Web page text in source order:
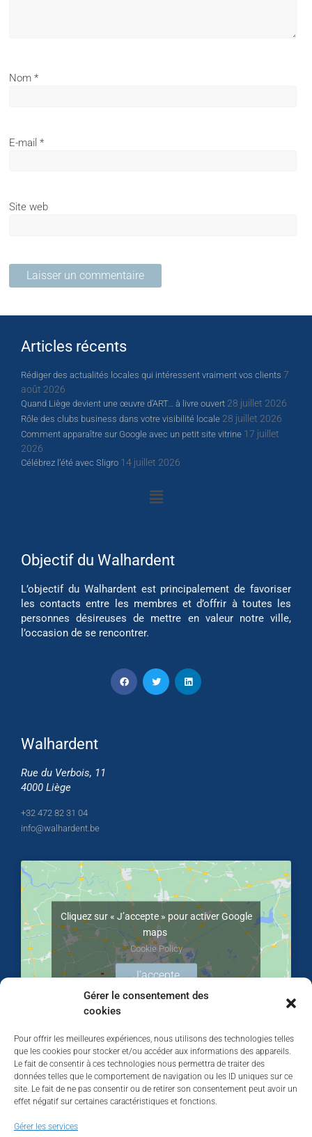
Gérer le consentement des
cookies
Pour offrir les meilleures expériences, nous utilisons des technologies telles
que les cookies pour stocker et/ou accéder aux informations des appareils.
Le fait de consentir à ces technologies nous permettra de traiter des
données telles que le comportement de navigation ou les ID uniques sur ce
site. Le fait de ne pas consentir ou de retirer son consentement peut avoir un
effet négatif sur certaines caractéristiques et fonctions.
Gérer les services
Nom*
E-mail*
Site web
Articles récents
Rédiger des actualités locales qui intéressent vraiment vos clients 7
août 2026
Quand Liège devient une œuvre d’ART… à livre ouvert 28 juillet 2026
Rôle des clubs business dans votre visibilité locale 28 juillet 2026
Comment apparaître sur Google avec un petit site vitrine 17 juillet
2026
Célébrez l’été avec Sligro 14 juillet 2026
Objectif du Walhardent
L’objectif du Walhardent est principalement de favoriser
les contacts entre les membres et d’offrir à toutes les
personnes désireuses de mettre en valeur notre ville,
l’occasion de se rencontrer.
Walhardent
Rue du Verbois, 11
4000 Liège
+32 472 82 31 04
info@walhardent.be
Cliquez sur « J’accepte » pour activer Google
maps
Cookie Policy
J’accepte